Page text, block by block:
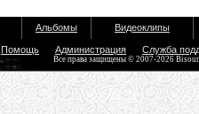
Альбомы Видеоклипы
Помощь Администрация Служба
Все права защищены © 2007-2026